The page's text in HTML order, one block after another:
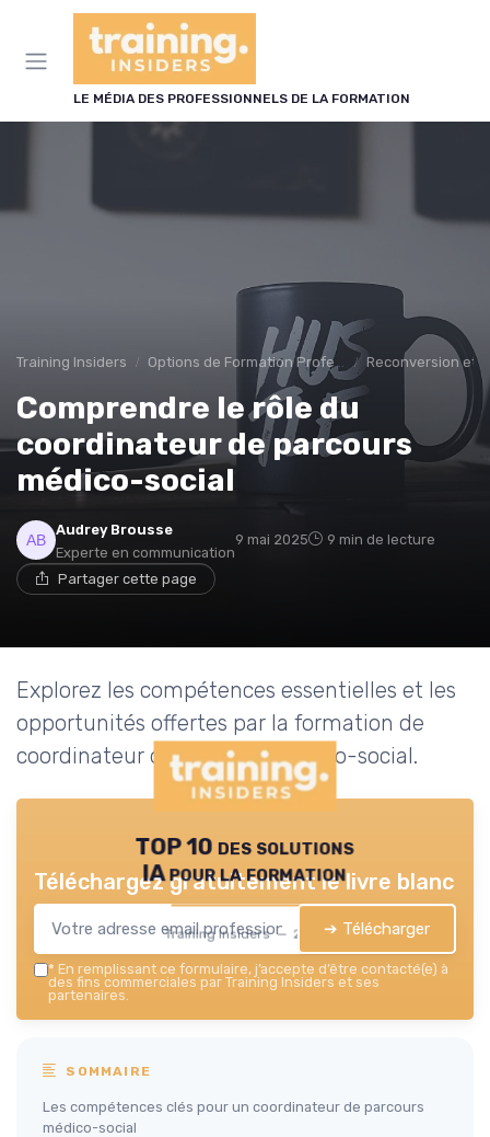
LE MÉDIA DES PROFESSIONNELS DE LA FORMATION
Training Insiders Options de Formation Professionnelle Reconversion et
Comprendre le rôle du
coordinateur de parcours
médico-social
Audrey Brousse
Experte en communication
9 mai 2025 9 min de lecture
Partager cette page
Explorez les compétences essentielles et les
opportunités offertes par la formation de
coordinateur de parcours médico-social.
TOP 10 des solutions
IA pour la formation
Training Insiders — 2026
Téléchargez gratuitement le livre blanc
➔ Télécharger
* En remplissant ce formulaire, j’accepte d’être contacté(e) à
des fins commerciales par Training Insiders et ses
partenaires.
SOMMAIRE
Les compétences clés pour un coordinateur de parcours
médico-social
Panneau de gestion des cookies